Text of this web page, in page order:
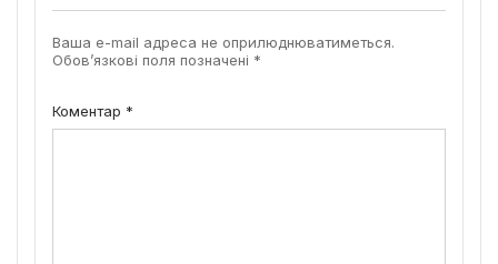
Ваша e-mail адреса не оприлюднюватиметься.
Обов’язкові поля позначені *
Коментар *